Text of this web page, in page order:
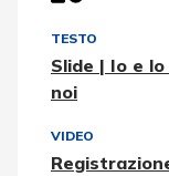
TESTO
Slide | Io e
noi
VIDEO